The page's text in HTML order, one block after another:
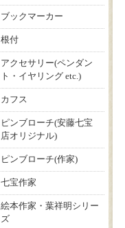
ブックマーカー
根付
アクセサリー(ペンダン
ト・イヤリング etc.)
カフス
ピンブローチ(安藤七宝
店オリジナル)
ピンブローチ(作家)
七宝作家
絵本作家・葉祥明シリー
ズ